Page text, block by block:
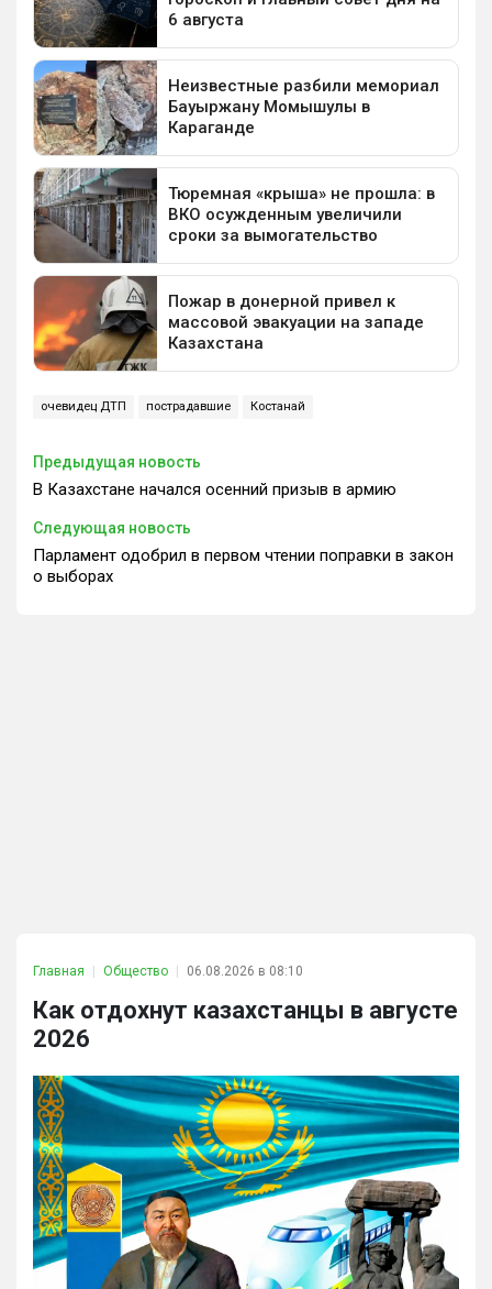
очевидец ДТП пострадавшие Костанай
Предыдущая новость
В Казахстане начался осенний призыв в армию
Следующая новость
Парламент одобрил в первом чтении поправки в закон
о выборах
Главная Общество 06.08.2026 в 08:10
Как отдохнут казахстанцы в августе
2026